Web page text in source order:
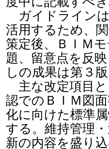
ガイドライン
活用するため、
策定後、ＢＩＭ
題、留意点を反
しの成果は第３
主な改定項目と
認でのＢＩＭ図
化に向けた標準
する。維持管理
新の内容を盛り